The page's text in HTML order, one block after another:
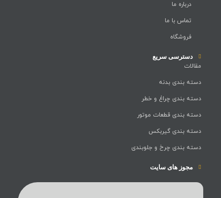
درباره ما
تماس با ما
فروشگاه
دسترسی سریع
مقالات
دسته بندی بدنه
دسته بندی چراغ و خطر
دسته بندی قطعات موتور
دسته بندی گیربکس
دسته بندی چرخ و جلوبندی
مجوز های سایت